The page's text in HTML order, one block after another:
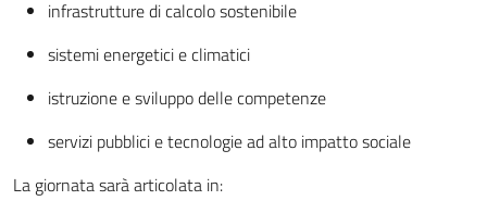
infrastrutture di calcolo sostenibile
sistemi energetici e climatici
istruzione e sviluppo delle competenze
servizi pubblici e tecnologie ad alto impatto sociale
La giornata sarà articolata in: